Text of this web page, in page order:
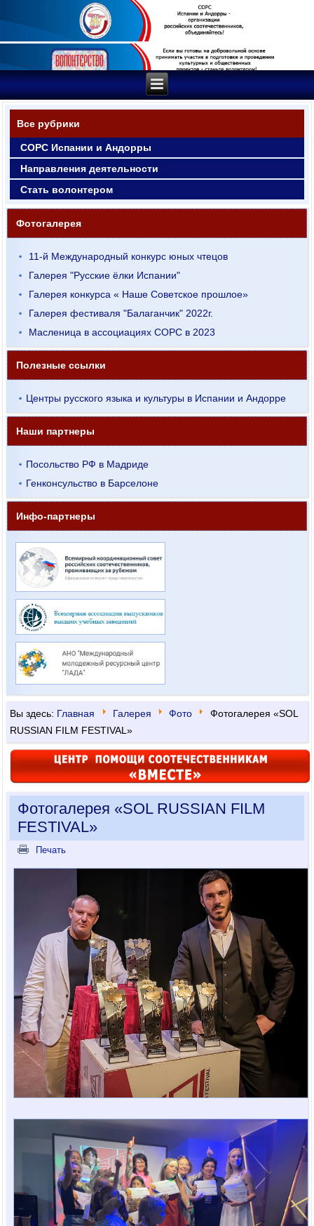
Все рубрики
СОРС Испании и Андорры
Направления деятельности
Стать волонтером
Фотогалерея
11-й Международный конкурс юных чтецов
Галерея "Русские ёлки Испании"
Галерея конкурса « Наше Советское прошлое»
Галерея фестиваля "Балаганчик" 2022г.
Масленица в ассоциациях СОРС в 2023
Полезные ссылки
Центры русского языка и культуры в Испании и Андорре
Наши партнеры
Посольство РФ в Мадриде
Генконсульство в Барселоне
Инфо-партнеры
Вы здесь: Главная Галерея Фото
Фотогалерея «SOL
RUSSIAN FILM FESTIVAL»
Фотогалерея «SOL RUSSIAN FILM
FESTIVAL»
Печать